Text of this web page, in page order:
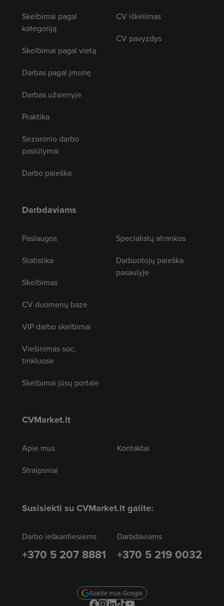
Skelbimai pagal
kategoriją
Skelbimai pagal vietą
Darbas pagal įmonę
Darbas užsienyje
Praktika
Sezoninio darbo
pasiūlymai
Darbo paieška
CV iškėlimas
CV pavyzdys
Darbdaviams
Paslaugos
Statistika
Skelbimas
CV duomenų bazė
VIP darbo skelbimai
Viešinimas soc.
tinkluose
Skelbimai jūsų portale
Specialistų atrankos
Darbuotojų paieška
pasaulyje
CVMarket.lt
Apie mus
Straipsniai
Kontaktai
Susisiekti su CVMarket.lt galite:
Darbo ieškantiesiems
+370 5 207 8881
Darbdaviams
+370 5 219 0032
Sekite mus Google